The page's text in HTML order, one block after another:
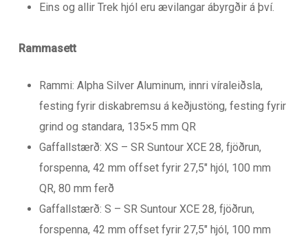
Eins og allir Trek hjól eru ævilangar ábyrgðir á því.
Rammasett
Rammi: Alpha Silver Aluminum, innri víraleiðsla,
festing fyrir diskabremsu á keðjustöng, festing fyrir
grind og standara, 135×5 mm QR
Gaffallstærð: XS – SR Suntour XCE 28, fjöðrun,
forspenna, 42 mm offset fyrir 27,5″ hjól, 100 mm
QR, 80 mm ferð
Gaffallstærð: S – SR Suntour XCE 28, fjöðrun,
forspenna, 42 mm offset fyrir 27,5″ hjól, 100 mm